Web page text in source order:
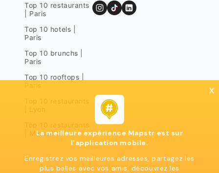
Top 10 restaurants
| Paris
Top 10 hotels |
Paris
Top 10 brunchs |
Paris
Top 10 rooftops |
| Marseille
x
La meilleure expérience Mapstr est sur
l'application mobile.
Enregistrez vos meilleures adresses, partagez les
plus belles avec vos amis, découvrez les